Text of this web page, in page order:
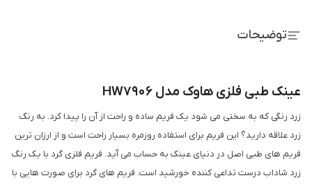
توضیحات
عینک طبی فلزی هاوک مدل HW7906
زرد رنگی که به سختی می شود یک فریم ساده و راحت از آن را پیدا کرد. به رنگ
زرد علاقه دارید؟ این فریم برای استفاده روزمره بسیار راحت است و از ارزان ترین
فریم های طبی اصل در دنیای عینک به حساب می آید. فریم فلزی گرد با یک رنگ
زرد شاداب درست تداعی کننده خورشید است. فریم های گرد برای صورت هایی با